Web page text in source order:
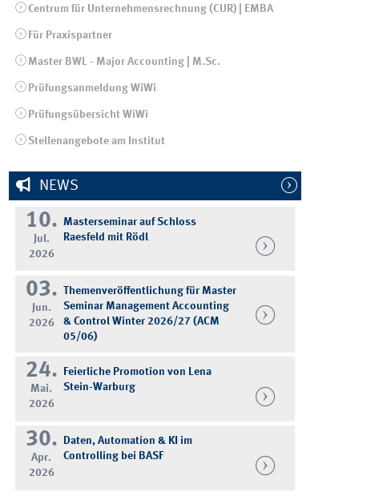
Centrum für Unternehmensrechnung (CUR) | EMBA
Für Praxispartner
Master BWL - Major Accounting | M.Sc.
Prüfungsanmeldung WiWi
Prüfungsübersicht WiWi
Stellenangebote am Institut
NEWS
10.
Jul.
2026
Masterseminar auf Schloss
Raesfeld mit Rödl
03.
Jun.
2026
Themenveröffentlichung für Master
Seminar Management Accounting
& Control Winter 2026/27 (ACM
05/06)
24.
Mai.
2026
Feierliche Promotion von Lena
Stein-Warburg
30.
Apr.
2026
Daten, Automation & KI im
Controlling bei BASF